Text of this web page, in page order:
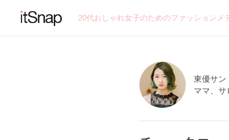
20代おしゃれ女子のためのファッション
東優サン
ママ、サ